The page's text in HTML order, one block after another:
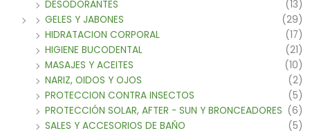
DESODORANTES
(13)
GELES Y JABONES
(29)
HIDRATACION CORPORAL
(17)
HIGIENE BUCODENTAL
(21)
MASAJES Y ACEITES
(10)
NARIZ, OIDOS Y OJOS
(2)
PROTECCION CONTRA INSECTOS
(5)
PROTECCIÓN SOLAR, AFTER - SUN Y BRONCEADORES (6)
SALES Y ACCESORIOS DE BAÑO
(5)